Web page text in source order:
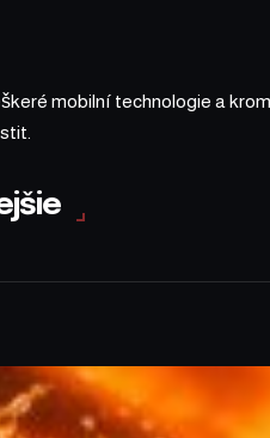
mobilní technologie a